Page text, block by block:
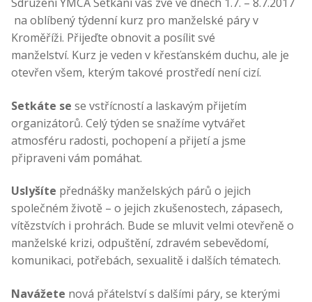
na oblíbený týdenní kurz pro manželské páry v
Kroměříži. Přijeďte obnovit a posílit své
manželství. Kurz je veden v křesťanském duchu, ale je
otevřen všem, kterým takové prostředí není cizí.
Setkáte se se vstřícností a laskavým přijetím
organizátorů. Celý týden se snažíme vytvářet
atmosféru radosti, pochopení a přijetí a jsme
připraveni vám pomáhat.
Uslyšíte přednášky manželských párů o jejich
společném životě – o jejich zkušenostech, zápasech,
vítězstvích i prohrách. Bude se mluvit velmi otevřeně o
manželské krizi, odpuštění, zdravém sebevědomí,
komunikaci, potřebách, sexualitě i dalších tématech.
Navážete nová přátelství s dalšími páry, se kterými